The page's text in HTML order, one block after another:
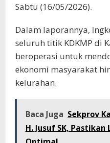
Sabtu (16/05/2026).
Dalam laporannya,
seluruh titik KDKMP di
beroperasi untuk
ekonomi masyarakat
kelurahan.
Baca Juga Sekprov
H. Jusuf SK,